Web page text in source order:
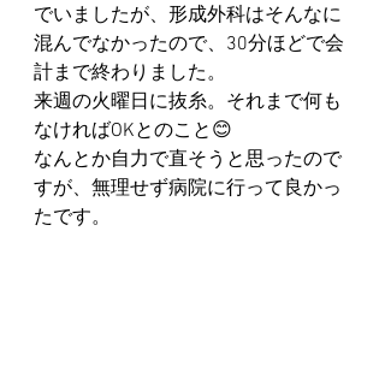
でいましたが、形成外科はそんなに
混んでなかったので、30分ほどで会
計まで終わりました。
来週の火曜日に抜糸。それまで何も
なければOKとのこと😊
なんとか自力で直そうと思ったので
すが、無理せず病院に行って良かっ
たです。